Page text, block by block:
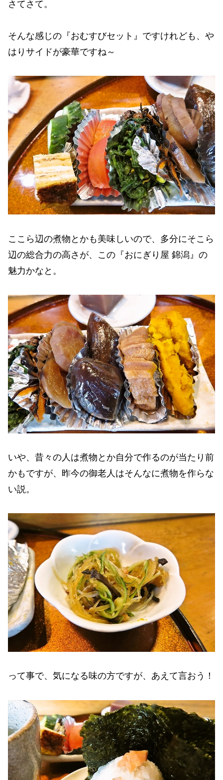
さてさて。
そんな感じの『おむすびセット』ですけれども、や
はりサイドが豪華ですね～
ここら辺の煮物とかも美味しいので、多分にそこら
辺の総合力の高さが、この『おにぎり屋 錦潟』の
魅力かなと。
いや、昔々の人は煮物とか自分で作るのが当たり前
かもですが、昨今の御老人はそんなに煮物を作らな
い説。
って事で、気になる味の方ですが、あえて言おう！